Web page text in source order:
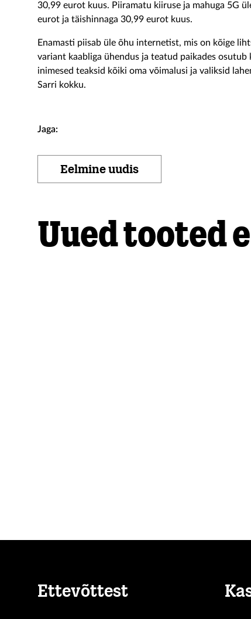
30,99 eurot kuus. Piiramatu kiiruse ja mahuga 5G
eurot ja täishinnaga 30,99 eurot kuus.
Enamasti piisab üle õhu internetist, mis on kõige
variant kaabliga ühendus ja teatud paikades
inimesed teaksid kõiki oma võimalusi ja valiksid
Sarri kokku.
Jaga:
Eelmine uudis
Uued tooted
Ettevõttest